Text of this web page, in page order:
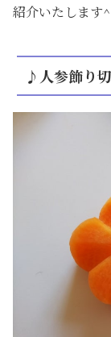
紹介いたします
♪人参飾り